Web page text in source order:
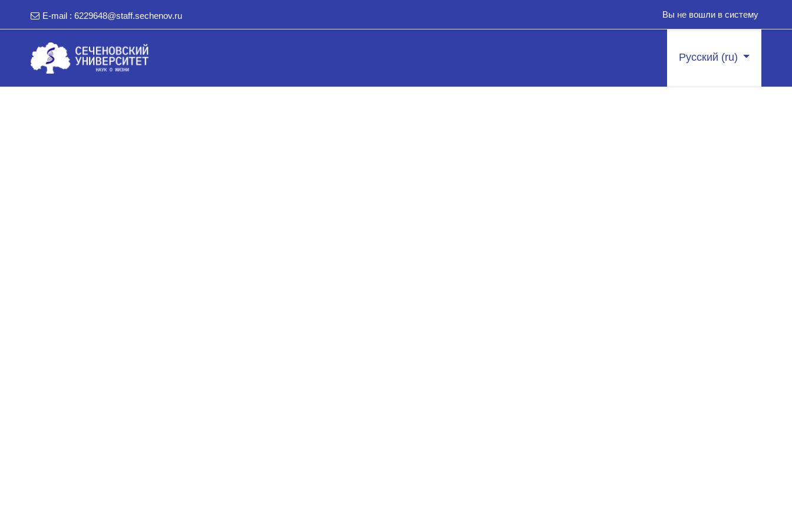
E-mail : 6229648@staff.sechenov.ru Вы не вошли в систему
Русский ‎(ru)‎